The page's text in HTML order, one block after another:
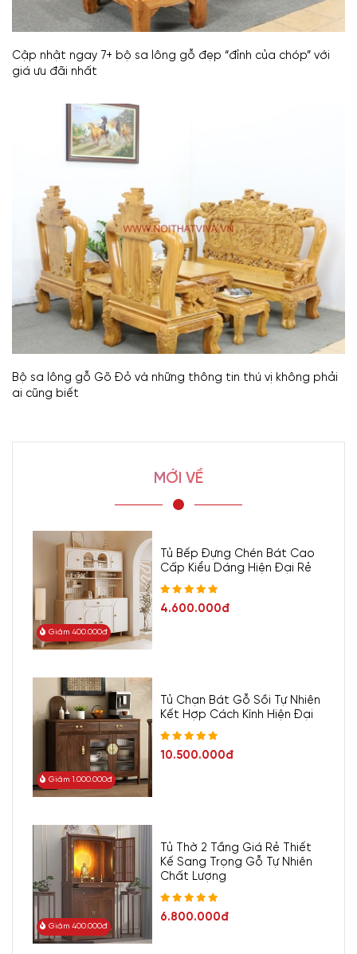
Cập nhật ngay 7+ bộ sa lông gỗ đẹp “đỉnh của chóp” với
giá ưu đãi nhất
Bộ sa lông gỗ Gõ Đỏ và những thông tin thú vị không phải
ai cũng biết
MỚI VỀ
Giảm 400.000đ
Tủ Bếp Đựng Chén Bát Cao
Cấp Kiểu Dáng Hiện Đại Rẻ
4.600.000đ
Giảm 1.000.000đ
Tủ Chạn Bát Gỗ Sồi Tự Nhiên
Kết Hợp Cách Kính Hiện Đại
10.500.000đ
Giảm 400.000đ
Tủ Thờ 2 Tầng Giá Rẻ Thiết
Kế Sang Trọng Gỗ Tự Nhiên
Chất Lượng
6.800.000đ